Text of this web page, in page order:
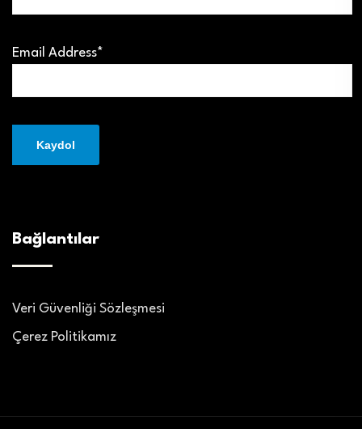
Email Address*
Bağlantılar
Veri Güvenliği Sözleşmesi
Çerez Politikamız